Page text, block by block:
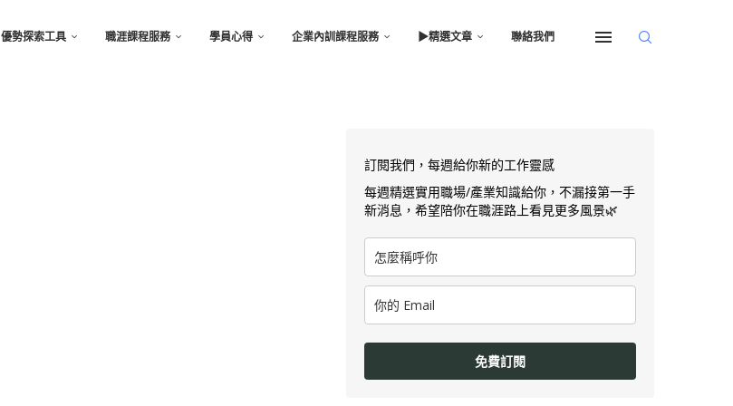
優勢探索工具 職涯課程服務 學員心得 企業內訓課程服務 ▶︎精選文章 聯絡我們
訂閱我們，每週給你新的工作靈感
每週精選實用職場/產業知識給你，不漏接第一手
新消息，希望陪你在職涯路上看見更多風景🌿
免費訂閱